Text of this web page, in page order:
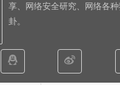
享、网络安全研究、网络各种
卦。